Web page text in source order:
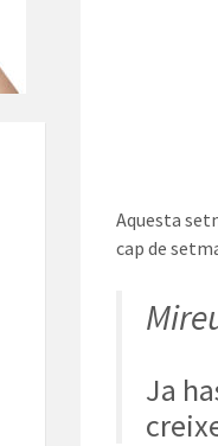
Aquesta
cap de
Ja